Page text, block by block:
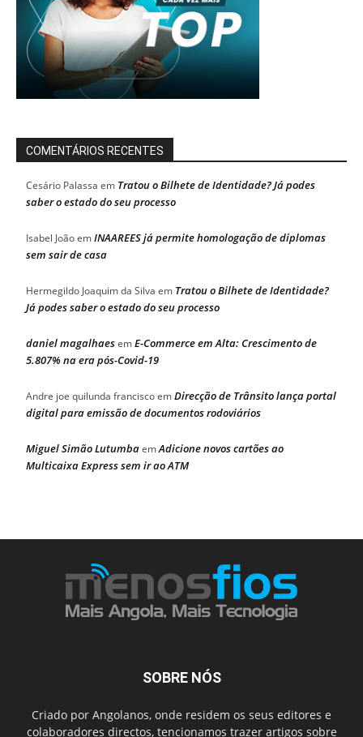
COMENTÁRIOS RECENTES
Cesário Palassa em Tratou o Bilhete de Identidade? Já podes
saber o estado do seu processo
Isabel JoãoemINAAREES já permite homologação de diplomas
sem sair de casa
Hermegildo Joaquim da Silva em Tratou o Bilhete de Identidade?
Já podes saber o estado do seu processo
daniel magalhaesemE-Commerce em Alta: Crescimento de
5.807% na era pós-Covid-19
Andre joe quilunda franciscoemDirecção de Trânsito lança portal
digital para emissão de documentos rodoviários
Miguel Simão LutumbaemAdicione novos cartões ao
Multicaixa Express sem ir ao ATM
SOBRE NÓS
Criado por Angolanos, onde residem os seus editores e
colaboradores directos, tencionamos trazer artigos sobre